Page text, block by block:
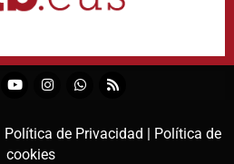
Política de Privacidad | Política de
cookies